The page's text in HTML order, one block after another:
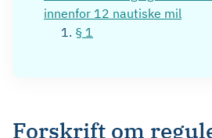
innenfor 12 nautiske mil
§ 1
Forskrift om